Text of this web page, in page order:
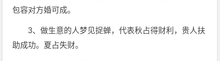
包容对方婚可成。
3、做生意的人梦见捉蝉，代表秋占得财利，贵人扶
助成功。夏占失财。